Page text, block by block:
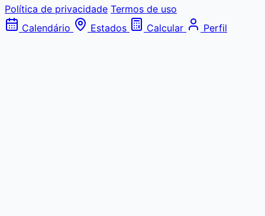
Política de privacidade Termos de uso
Calendário
Estados Calcular Perfil